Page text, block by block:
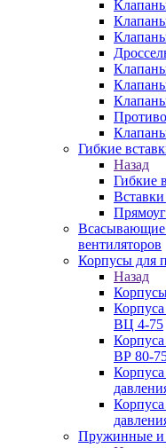
Гибкие
Назад
Гибкие
Всасывающие
вентиляторов
Корпусы для
Назад
Корпуса
ВЦ 4-75
Корпуса
ВР 80-
Корпуса
Корпуса
Пружинные и